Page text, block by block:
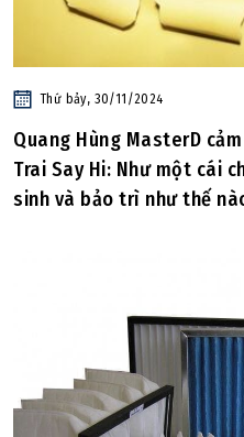
Thứ bảy, 30/11/2024
Quang Hùng MasterD
Trai Say Hi: Như một cái
sinh và bảo trì như thế